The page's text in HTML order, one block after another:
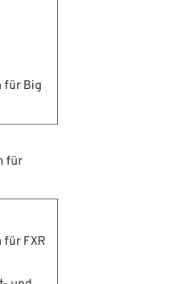
für Big
für
FXR